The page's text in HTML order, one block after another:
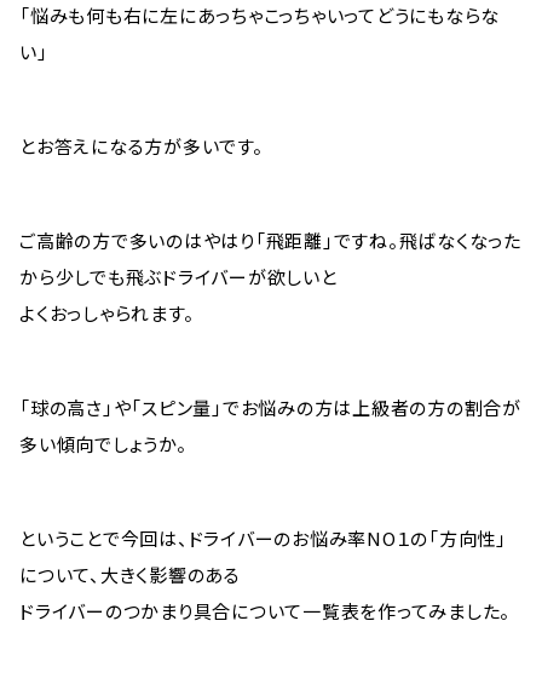
「悩みも何も右に左にあっちゃこっちゃいってどうにもならな
い」
とお答えになる方が多いです。
ご高齢の方で多いのはやはり「飛距離」ですね。飛ばなくなった
から少しでも飛ぶドライバーが欲しいと
よくおっしゃられます。
「球の高さ」や「スピン量」でお悩みの方は上級者の方の割合が
多い傾向でしょうか。
ということで今回は、ドライバーのお悩み率NO１の「方向性」
について、大きく影響のある
ドライバーのつかまり具合について一覧表を作ってみました。